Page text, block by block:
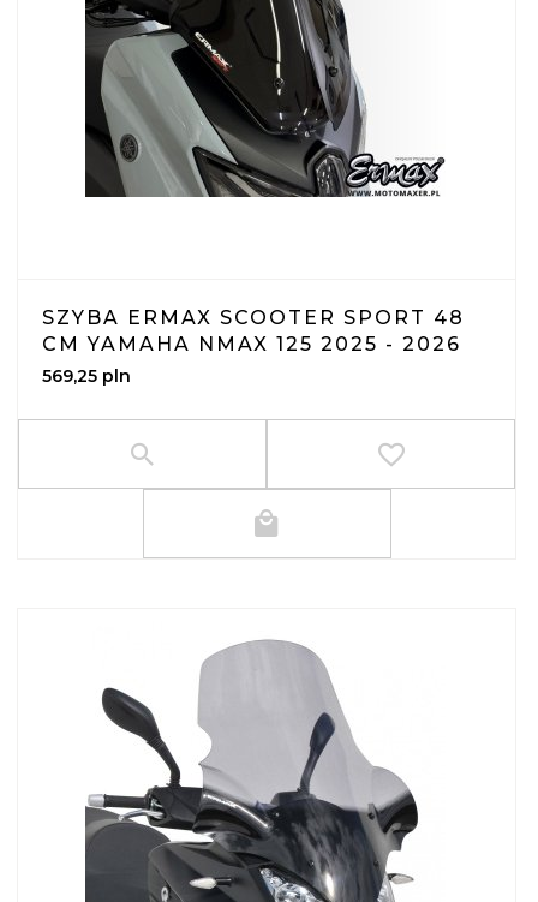
SZYBA ERMAX SCOOTER SPORT 48
CM YAMAHA NMAX 125 2025 - 2026
569,25 pln